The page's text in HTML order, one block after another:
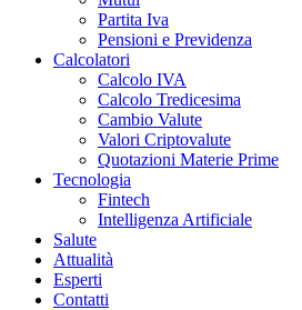
Partita Iva
Pensioni e Previdenza
Calcolatori
Calcolo IVA
Calcolo Tredicesima
Cambio Valute
Valori Criptovalute
Quotazioni Materie Prime
Tecnologia
Fintech
Intelligenza Artificiale
Salute
Attualità
Esperti
Contatti